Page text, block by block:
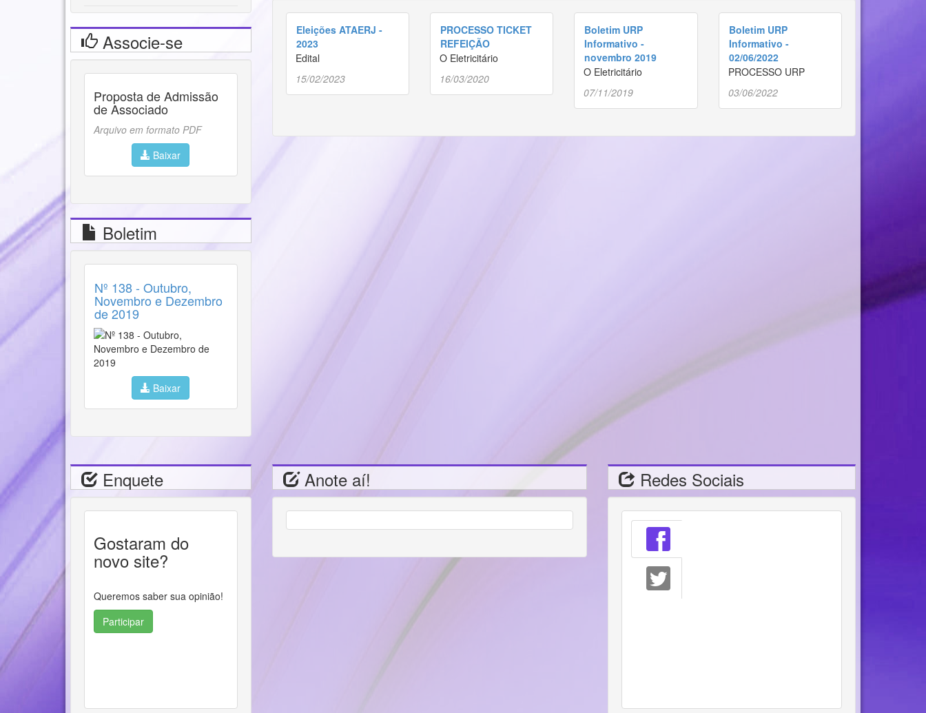
Associe-se
Proposta de Admissão
de Associado
Arquivo em formato PDF
Baixar
Boletim
Nº 138 - Outubro,
Novembro e Dezembro
de 2019
Baixar
Eleições ATAERJ -
2023
Edital
15/02/2023
PROCESSO TICKET
REFEIÇÃO
O Eletricitário
16/03/2020
Boletim URP
Informativo -
novembro 2019
O Eletricitário
07/11/2019
Boletim URP
Informativo -
02/06/2022
PROCESSO URP
03/06/2022
Enquete
Gostaram do
novo site?
Queremos saber sua opinião!
Participar
Anote aí! Redes Sociais